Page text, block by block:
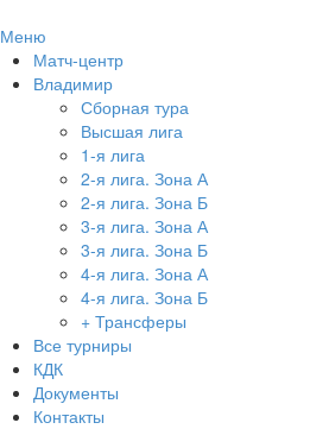
Меню
Матч-центр
Владимир
Сборная тура
Высшая лига
1-я лига
2-я лига. Зона А
2-я лига. Зона Б
3-я лига. Зона А
3-я лига. Зона Б
4-я лига. Зона А
4-я лига. Зона Б
+ Трансферы
Все турниры
КДК
Документы
Контакты